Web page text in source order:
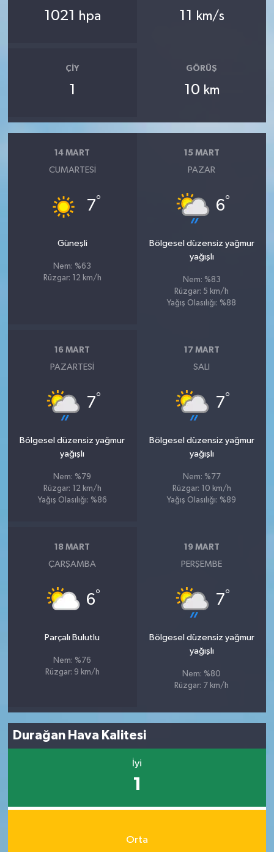
1021 hpa 11 km/s
ÇIY
1
GÖRÜŞ
10 km
14 MART
CUMARTESI
7°
Güneşli
Nem: %63
Rüzgar: 12 km/h
15 MART
PAZAR
6°
Bölgesel düzensiz yağmur
yağışlı
Nem: %83
Rüzgar: 5 km/h
Yağış Olasılığı: %88
16 MART
PAZARTESI
7°
Bölgesel düzensiz yağmur
yağışlı
Nem: %79
Rüzgar: 12 km/h
Yağış Olasılığı: %86
17 MART
SALI
7°
Bölgesel düzensiz yağmur
yağışlı
Nem: %77
Rüzgar: 10 km/h
Yağış Olasılığı: %89
18 MART
ÇARŞAMBA
6°
Parçalı Bulutlu
Nem: %76
Rüzgar: 9 km/h
19 MART
PERŞEMBE
7°
Bölgesel düzensiz yağmur
yağışlı
Nem: %80
Rüzgar: 7 km/h
Durağan Hava Kalitesi
İyi
1
Orta